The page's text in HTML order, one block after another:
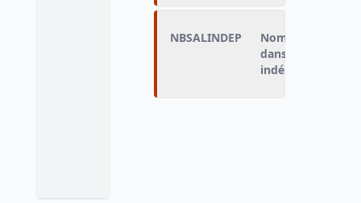
NBSALINDEP
Nombre de
dans l'entreprise
indépendantes